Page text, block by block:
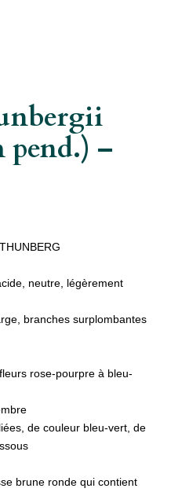
pend.) –
neutre, légèrement
branches surplombantes
rose-pourpre à bleu-
de couleur bleu-vert, de
brune ronde qui contient